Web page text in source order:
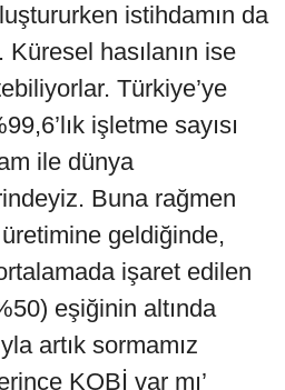
istihdamın da
Küresel hasılanın ise
Türkiye’ye
işletme sayısı
ile dünya
Buna rağmen
geldiğinde,
işaret edilen
eşiğinin altında
artık sormamız
KOBİ var mı’